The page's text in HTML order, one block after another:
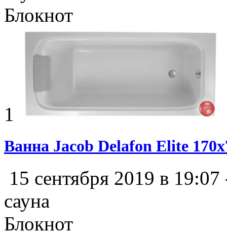
Блокнот
1
Ванна Jacob Delafon Elite
15 сентября 2019 в
сауна
Блокнот